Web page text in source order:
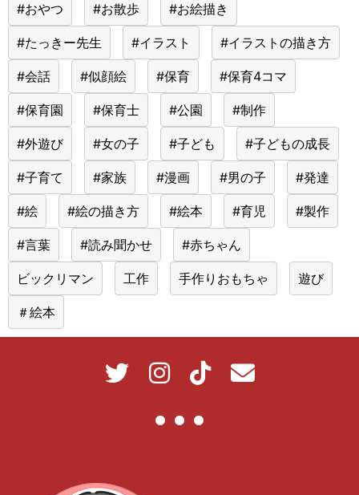
#おやつ #お散歩 #お絵描き
#たっきー先生 #イラスト #イラストの描き方
#会話 #似顔絵 #保育 #保育4コマ
#保育園 #保育士 #公園 #制作
#外遊び #女の子 #子ども #子どもの成長
#子育て #家族 #漫画 #男の子 #発達
#絵 #絵の描き方 #絵本 #育児 #製作
#言葉 #読み聞かせ #赤ちゃん
ビックリマン 工作 手作りおもちゃ 遊び
＃絵本